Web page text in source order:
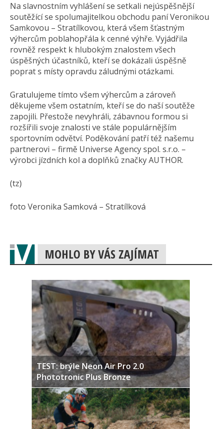
Na slavnostním vyhlášení se setkali nejúspěšnější
soutěžící se spolumajitelkou obchodu paní Veronikou
Samkovou – Stratílkovou, která všem šťastným
výhercům poblahopřála k cenné výhře. Vyjádřila
rovněž respekt k hlubokým znalostem všech
úspěšných účastníků, kteří se dokázali úspěšně
poprat s místy opravdu záludnými otázkami.
Gratulujeme tímto všem výhercům a zároveň
děkujeme všem ostatním, kteří se do naší soutěže
zapojili. Přestože nevyhráli, zábavnou formou si
rozšířili svoje znalosti ve stále populárnějším
sportovním odvětví. Poděkování patří též našemu
partnerovi – firmě Universe Agency spol. s.r.o. –
výrobci jízdních kol a doplňků značky AUTHOR.
(tz)
foto Veronika Samková – Stratílková
MOHLO BY VÁS ZAJÍMAT
TEST: brýle Neon Air Pro 2.0
Phototronic Plus Bronze